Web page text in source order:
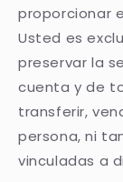
proporcionar
Usted es
preservar la
cuenta y de
transferir,
persona, ni
vinculadas a